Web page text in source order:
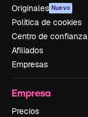
Originales Nuevo
Política de cookies
Centro de confianza
Afiliados
Empresas
Empresa
Precios